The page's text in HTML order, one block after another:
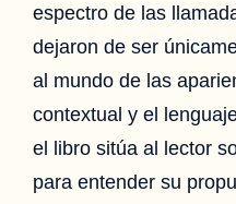
espectro de las
dejaron de ser
al mundo de las
contextual y el
el libro sitúa al lector
para entender su